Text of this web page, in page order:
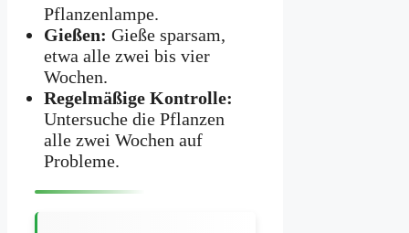
Pflanzenlampe.
Gießen: Gieße sparsam,
etwa alle zwei bis vier
Wochen.
Regelmäßige Kontrolle:
Untersuche die Pflanzen
alle zwei Wochen auf
Probleme.